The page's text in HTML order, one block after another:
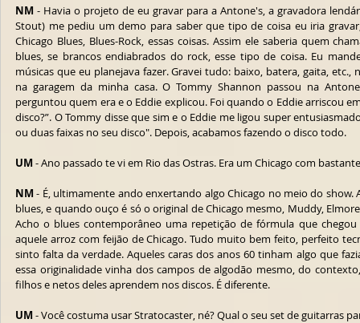
NM - Havia o projeto de eu gravar para a Antone's, a gravadora
Stout) me pediu um demo para saber que tipo de coisa eu iria
Chicago Blues, Blues-Rock, essas coisas. Assim ele saberia quem
blues, se brancos endiabrados do rock, esse tipo de coisa. Eu
músicas que eu planejava fazer. Gravei tudo: baixo, batera, gaita,
na garagem da minha casa. O Tommy Shannon passou na
perguntou quem era e o Eddie explicou. Foi quando o Eddie arriscou
disco?”. O Tommy disse que sim e o Eddie me ligou super
ou duas faixas no seu disco". Depois, acabamos fazendo o disco todo.
UM - Ano passado te vi em Rio das Ostras. Era um Chicago com
NM - É, ultimamente ando enxertando algo Chicago no meio do
blues, e quando ouço é só o original de Chicago mesmo, Muddy,
Acho o blues contemporâneo uma repetição de fórmula que
aquele arroz com feijão de Chicago. Tudo muito bem feito, perfeito
sinto falta da verdade. Aqueles caras dos anos 60 tinham algo que
essa originalidade vinha dos campos de algodão mesmo, do
filhos e netos deles aprendem nos discos. É diferente.
UM - Você costuma usar Stratocaster, né? Qual o seu set de guitarras